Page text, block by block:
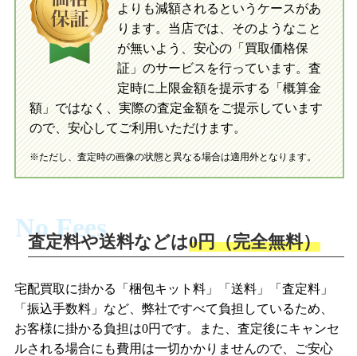
指定の口座に即日入金可能です。
買取の流れ 写真の撮影方法
当店に査定したおもちゃがご到着後、ご
指定の口座に即日入金可能です。
初めての方へ LINE査定の流れ 写真の撮影方法
よりも減額されるというケースがあ
ります。当店では、そのようなこと
が無いよう、安心の「買取価格保
証」のサービスを行っています。査
定時に上限金額を提示する「概算金
額」ではなく、実際の査定金額をご提示しています
ので、安心してご利用いただけます。
※ただし、査定時の画像の状態と異なる場合は適用外となります。
No Fees
査定料や送料などは0円（完全無料）
宅配買取に掛かる「梱包キット料」「送料」「査定料」
「振込手数料」など、弊社ですべて負担しているため、
お客様に掛かる負担は0円です。また、査定後にキャンセ
ルされる場合にも費用は一切かかりませんので、ご安心